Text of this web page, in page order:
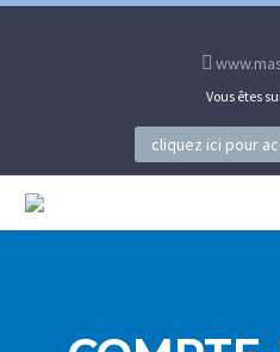
Vous êtes
cliquez ici pour